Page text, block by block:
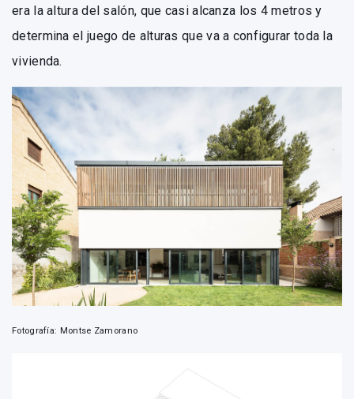
era la altura del salón, que casi alcanza los 4 metros y
determina el juego de alturas que va a configurar toda la
vivienda.
Fotografía: Montse Zamorano